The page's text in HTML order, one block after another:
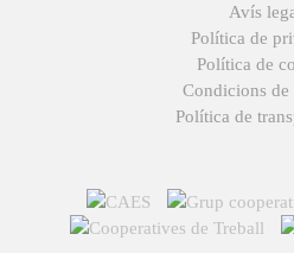
Avís
Política de
Política de
Condicions de
Política de